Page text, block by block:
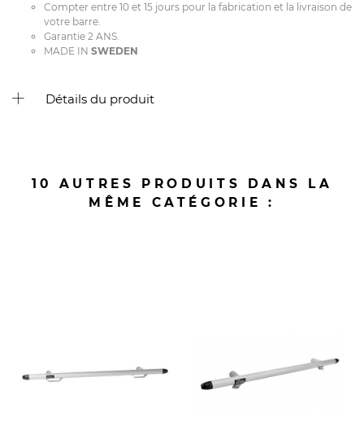
Compter entre 10 et 15 jours pour la fabrication et la livraison de
votre barre.
Garantie 2 ANS.
MADE IN SWEDEN
Détails du produit
10 AUTRES PRODUITS DANS LA
MÊME CATÉGORIE :